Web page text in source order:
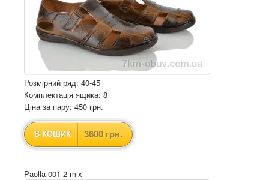
Розмірний ряд: 40-45
Комплектація ящика: 8
Ціна за пару: 450 грн.
В КОШИК 3600 грн.
Paolla 001-2 mix